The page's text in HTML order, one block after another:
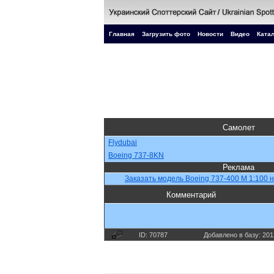
Главная Загрузить фото Новости Видео
Самолет
Flydubai
Boeing 737-8KN
Реклама
Заказать модель Boeing 737-400 M 1:100
Комментарий
ID: 70787 Добавлено в базу: